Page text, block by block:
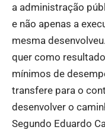
a administração
e não apenas a
mesma
quer como
mínimos de
transfere para o
desenvolver o
Segundo Eduardo